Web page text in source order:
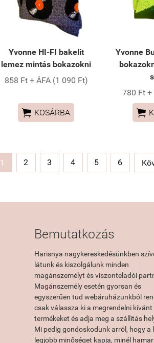
Yvonne HI-FI bakelit
lemez mintás bokazokni
858 Ft + ÁFA (1 090 Ft)
 KOSÁRBA
Yvonne
780 Ft +

1 2 3 4 5 6
Bemutatkozás
Harisnya nagykereskedésünkben
látunk és kiszolgálunk minden
magánszemélyt és viszonteladói
Magánszemély esetén gyorsan és
egyszerűen tud webáruházunkból
csak válassza ki a megrendelni kívánt
termékeket és adja meg a szállítás
Mi pedig gondoskodunk arról, hogy a
legjobb minőséget kapja, minél